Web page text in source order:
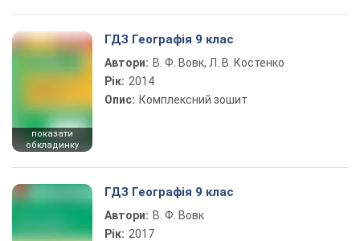
показати
обкладинку
ГДЗ Географія 9 клас
Автори: В. Ф. Вовк, Л. В. Костенко
Рік: 2014
Опис: Комплексний зошит
ГДЗ Географія 9 клас
Автори: В. Ф. Вовк
Рік: 2017